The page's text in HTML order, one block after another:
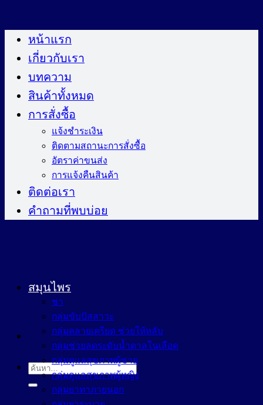
ไป
หน้าแรก
เกี่ยวกับเรา
บทความ
สินค้าทั้งหมด
การสั่งซื้อ
แจ้งชำระเงิน
ติดตามสถานะการสั่งซื้อ
อัตราค่าขนส่ง
การแจ้งคืนสินค้า
ติดต่อเรา
คำถามที่พบบ่อย
ค้นหา:
สมุนไพร
ชา
กลุ่มขับปัสสาวะ
กลุ่มคลายเครียด ช่วยให้หลับ
กลุ่มช่วยลดระดับน้ำตาลในเลือด
กลุ่มดูแลสุขภาพผู้ชาย
กลุ่มดูแลสุขภาพผู้หญิง
กลุ่มยาทาภายนอก